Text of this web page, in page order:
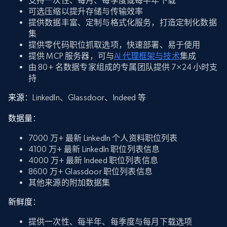
可选压缩以提升存储与传输效率
提供数据丰富、定制与格式化服务，打造定制化数据
集
提供零代码职位抓取选项，快速部署、易于使用
提供 MCP 服务器，可与AI 代理框架与技术集成
由 80+ 名数据专家组成的专属团队提供 7×24 小时支
持
来源：LinkedIn、Glassdoor、Indeed 等
数据量：
7000 万+ 最新 LinkedIn 个人资料职位列表
4100 万+ 最新 LinkedIn 职位列表信息
4000 万+ 最新 Indeed 职位列表信息
8600 万+ Glassdoor 职位列表信息
其他来源的附加数据集
新鲜度：
提供一次性、每半年、每季度与每月下载选项